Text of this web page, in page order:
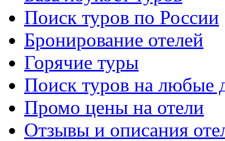
Поиск туров по России
Бронирование отелей
Горячие туры
Поиск туров на любые
Промо цены на отели
Отзывы и описания